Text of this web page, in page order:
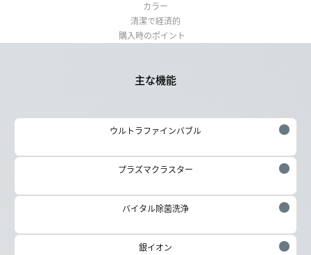
カラー
清潔で経済的
購入時のポイント
主な機能
ウルトラファインバブル
プラズマクラスター
バイタル除菌洗浄
銀イオン